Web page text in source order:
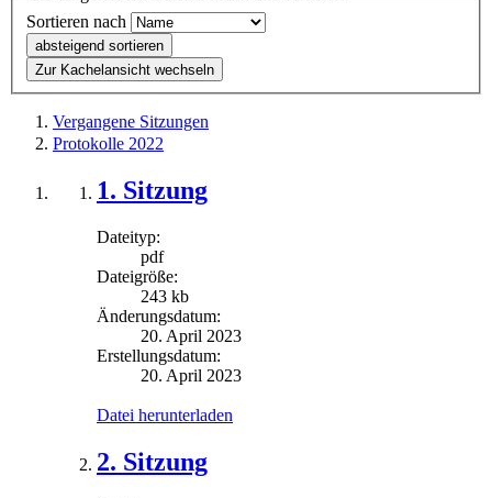
Sortieren nach
absteigend sortieren
Zur Kachelansicht wechseln
Vergangene Sitzungen
Protokolle 2022
1. Sitzung
Dateityp:
pdf
Dateigröße:
243 kb
Änderungsdatum:
20. April 2023
Erstellungsdatum:
20. April 2023
Datei herunterladen
2. Sitzung